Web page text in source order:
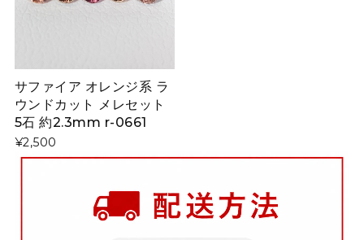
サファイア オレンジ系 ラ
ウンドカット メレセット
5石 約2.3mm r-0661
¥2,500